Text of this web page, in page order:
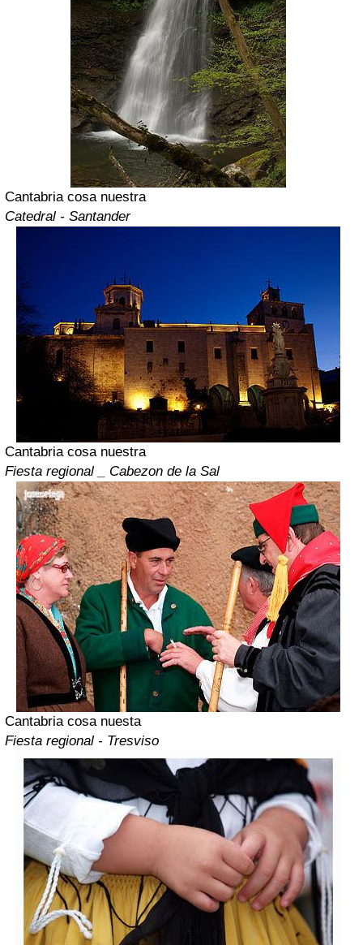
Cantabria cosa nuestra
Catedral - Santander
Cantabria cosa nuestra
Fiesta regional _ Cabezon de la Sal
Cantabria cosa nuesta
Fiesta regional - Tresviso